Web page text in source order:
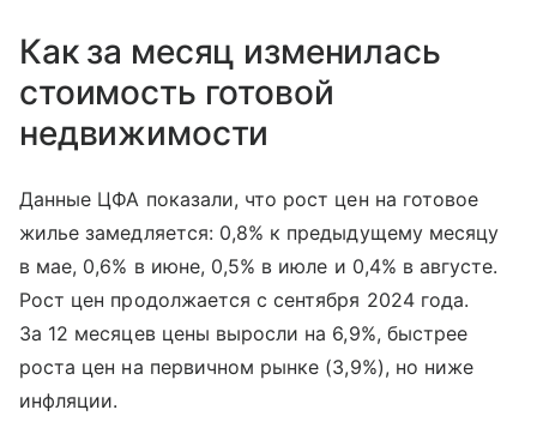
Как за месяц изменилась
стоимость готовой
недвижимости
Данные ЦФА показали, что рост цен на готовое
жилье замедляется: 0,8% к предыдущему месяцу
в мае, 0,6% в июне, 0,5% в июле и 0,4% в августе.
Рост цен продолжается с сентября 2024 года.
За 12 месяцев цены выросли на 6,9%, быстрее
роста цен на первичном рынке (3,9%), но ниже
инфляции.